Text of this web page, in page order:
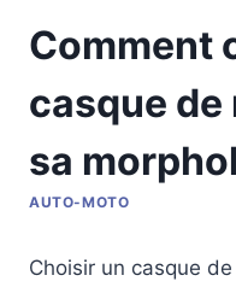
Comment
casque de
sa
AUTO-MOTO
Choisir un casque